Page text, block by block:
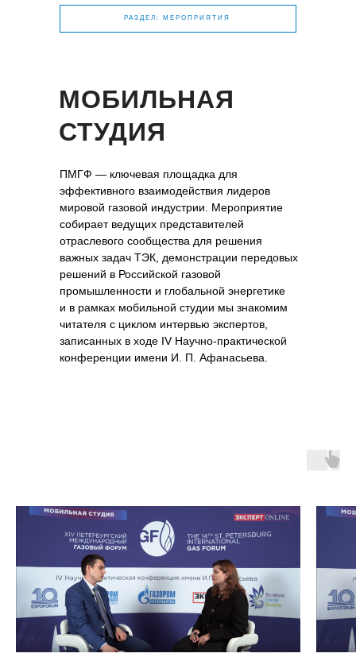
ПМГФ — ключевая площадка для
эффективного взаимодействия лидеров
мировой газовой индустрии. Мероприятие
собирает ведущих представителей
отраслевого сообщества для решения
важных задач ТЭК, демонстрации передовых
решений в Российской газовой
промышленности и глобальной энергетике
и в рамках мобильной студии мы знакомим
читателя с циклом интервью экспертов,
записанных в ходе IV Научно-практической
конференции имени И. П. Афанасьева.
РАЗДЕЛ: МЕРОПРИЯТИЯ
МОБИЛЬНАЯ
СТУДИЯ